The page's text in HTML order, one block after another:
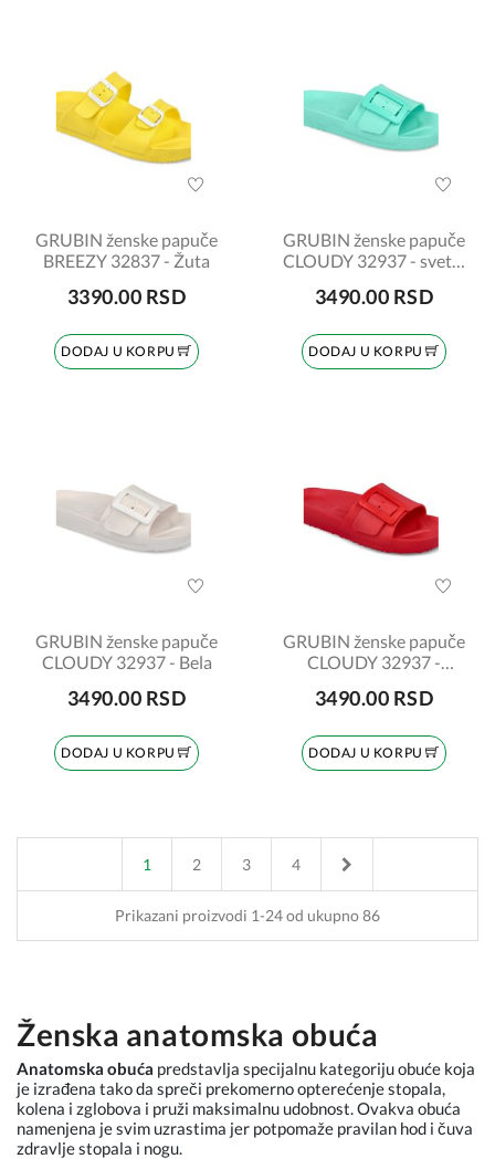
GRUBIN ženske papuče
BREEZY 32837 - Žuta
3390.00 RSD
DODAJ U KORPU
GRUBIN ženske papuče
CLOUDY 32937 - svetlo
3490.00 RSD
DODAJ U KORPU
GRUBIN ženske papuče
CLOUDY 32937 - Bela
3490.00 RSD
DODAJ U KORPU
GRUBIN ženske papuče
CLOUDY 32937 -
3490.00 RSD
DODAJ U KORPU
1 2 3 4
Prikazani proizvodi 1-24 od ukupno 86
Ženska anatomska obuća
Anatomska obuća predstavlja specijalnu kategoriju obuće koja
je izrađena tako da spreči prekomerno opterećenje stopala,
kolena i zglobova i pruži maksimalnu udobnost. Ovakva obuća
namenjena je svim uzrastima jer potpomaže pravilan hod i čuva
zdravlje stopala i nogu.